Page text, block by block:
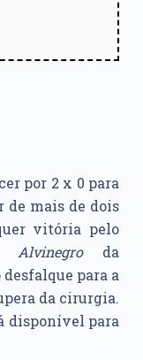
por 2 x 0 para
de mais de dois
vitória pelo
Alvinegroda
para a
da cirurgia.
disponível para